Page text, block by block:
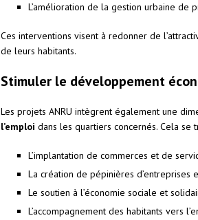
L’amélioration de la gestion urbaine de
Ces interventions visent à redonner de
de leurs habitants.
Stimuler le développement
Les projets ANRU intègrent également une
l’emploi dans les quartiers concernés. Cela se
L’implantation de commerces et de
La création de pépinières d’entreprises
Le soutien à l’économie sociale et
L’accompagnement des habitants vers